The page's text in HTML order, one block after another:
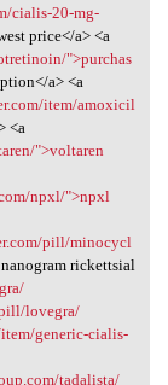
cialis-20-mg-
price</a> <a
">purchas
a> <a
item/amoxicil
<a
">voltaren
npxl/">npxl
pill/minocycl
rickettsial
lovegra/
generic-cialis-
tadalista/